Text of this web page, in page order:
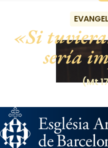
Si
sería
(Mt